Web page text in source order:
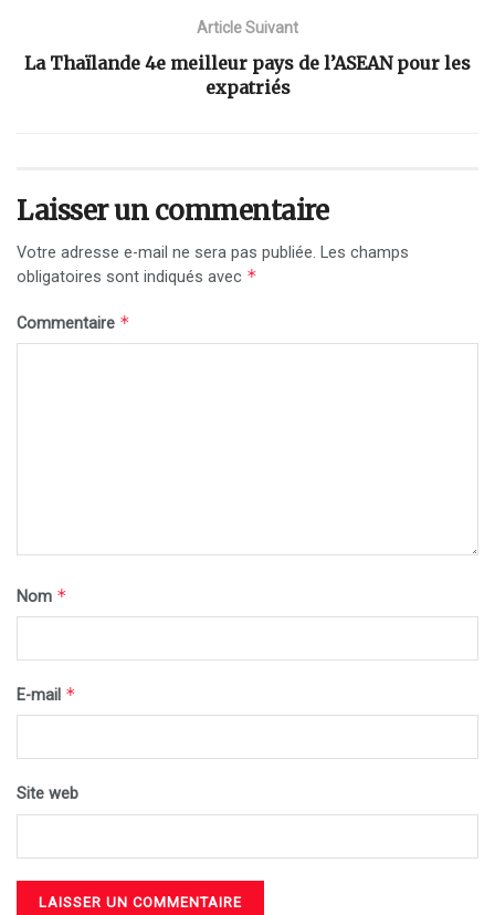
Article Suivant
La Thaïlande 4e meilleur pays de l’ASEAN pour les
expatriés
Laisser un commentaire
Votre adresse e-mail ne sera pas publiée. Les champs
obligatoires sont indiqués avec *
Commentaire *
Nom *
E-mail *
Site web